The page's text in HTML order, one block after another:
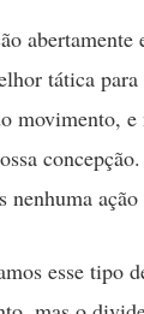
tática
movimento,
esse tipo